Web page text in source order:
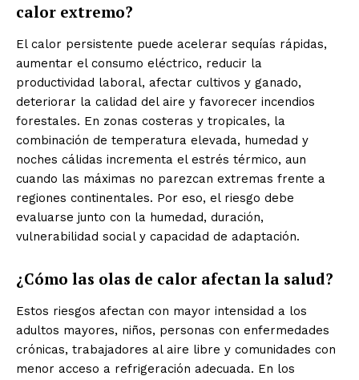
calor extremo?
El calor persistente puede acelerar sequías rápidas,
aumentar el consumo eléctrico, reducir la
productividad laboral, afectar cultivos y ganado,
deteriorar la calidad del aire y favorecer incendios
forestales. En zonas costeras y tropicales, la
combinación de temperatura elevada, humedad y
noches cálidas incrementa el estrés térmico, aun
cuando las máximas no parezcan extremas frente a
regiones continentales. Por eso, el riesgo debe
evaluarse junto con la humedad, duración,
vulnerabilidad social y capacidad de adaptación.
¿Cómo las olas de calor afectan la salud?
Estos riesgos afectan con mayor intensidad a los
adultos mayores, niños, personas con enfermedades
crónicas, trabajadores al aire libre y comunidades con
menor acceso a refrigeración adecuada. En los